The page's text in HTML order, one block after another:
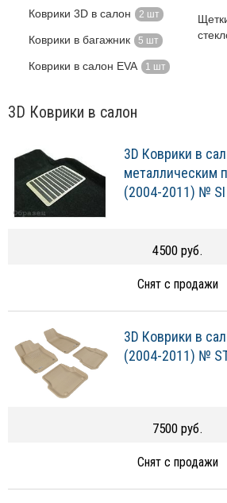
Коврики 3D в салон 2 шт
Коврики в багажник 5 шт
Коврики в салон EVA 1 шт
3D Коврики в салон
3D Коврики в
металлическим
(2004-2011) №
4500 руб.
Снят с продажи
3D Коврики в
(2004-2011) №
7500 руб.
Снят с продажи